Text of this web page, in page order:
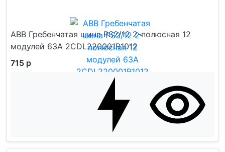
ABB Гребенчатая шина PS2/12 2-полюсная 12
модулей 63А 2CDL220001R1012
715 р